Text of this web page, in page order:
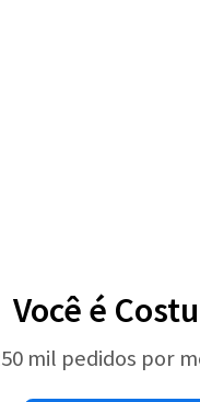
Você é
mil pedidos por